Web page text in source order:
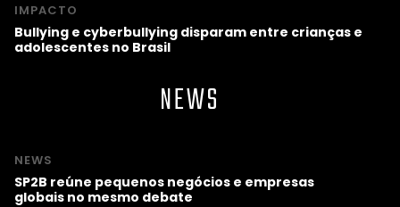
IMPACTO
Bullying e cyberbullying disparam entre crianças e
adolescentes no Brasil
NEWS
NEWS
SP2B reúne pequenos negócios e empresas
globais no mesmo debate